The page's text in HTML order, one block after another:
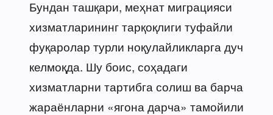
Бундан ташқари, меҳнат миграцияси
хизматларининг тарқоқлиги туфайли
фуқаролар турли ноқулайликларга дуч
келмоқда. Шу боис, соҳадаги
хизматларни тартибга солиш ва барча
жараёнларни «ягона дарча» тамойили